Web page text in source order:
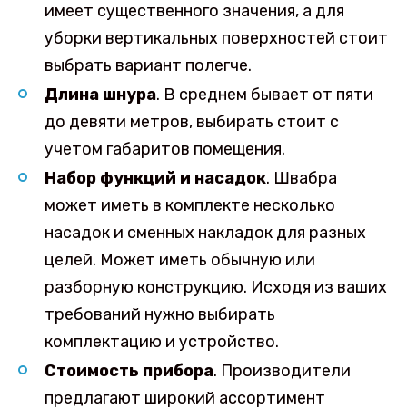
имеет существенного значения, а для
уборки вертикальных поверхностей стоит
выбрать вариант полегче.
Длина шнура. В среднем бывает от пяти
до девяти метров, выбирать стоит с
учетом габаритов помещения.
Набор функций и насадок. Швабра
может иметь в комплекте несколько
насадок и сменных накладок для разных
целей. Может иметь обычную или
разборную конструкцию. Исходя из ваших
требований нужно выбирать
комплектацию и устройство.
Стоимость прибора. Производители
предлагают широкий ассортимент